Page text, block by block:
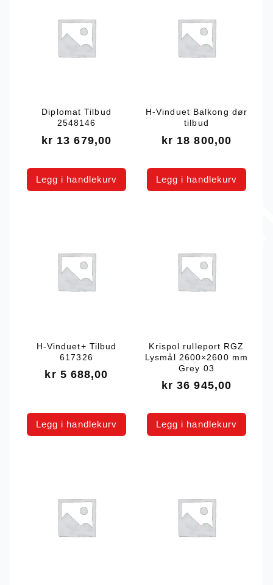
Diplomat Tilbud
2548146
kr 13 679,00
Legg i handlekurv
H-Vinduet Balkong dør
tilbud
kr 18 800,00
Legg i handlekurv
H-Vinduet+ Tilbud
617326
kr 5 688,00
Legg i handlekurv
Krispol rulleport RGZ
Lysmål 2600×2600 mm
Grey 03
kr 36 945,00
Legg i handlekurv